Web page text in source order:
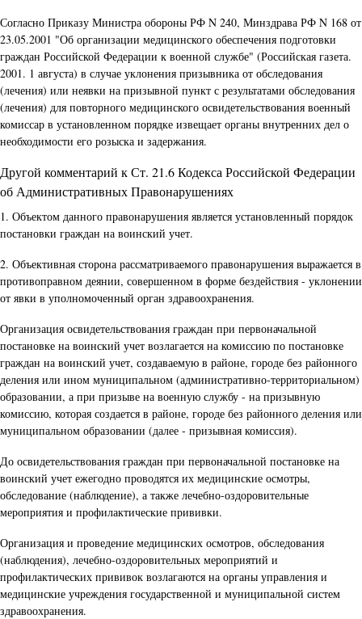
Согласно Приказу Министра обороны РФ N 240, Минздрава РФ N 168 от
23.05.2001 "Об организации медицинского обеспечения подготовки
граждан Российской Федерации к военной службе" (Российская газета.
2001. 1 августа) в случае уклонения призывника от обследования
(лечения) или неявки на призывной пункт с результатами обследования
(лечения) для повторного медицинского освидетельствования военный
комиссар в установленном порядке извещает органы внутренних дел о
необходимости его розыска и задержания.
Другой комментарий к Ст. 21.6 Кодекса Российской Федерации
об Административных Правонарушениях
1. Объектом данного правонарушения является установленный порядок
постановки граждан на воинский учет.
2. Объективная сторона рассматриваемого правонарушения выражается в
противоправном деянии, совершенном в форме бездействия - уклонении
от явки в уполномоченный орган здравоохранения.
Организация освидетельствования граждан при первоначальной
постановке на воинский учет возлагается на комиссию по постановке
граждан на воинский учет, создаваемую в районе, городе без районного
деления или ином муниципальном (административно-территориальном)
образовании, а при призыве на военную службу - на призывную
комиссию, которая создается в районе, городе без районного деления или
муниципальном образовании (далее - призывная комиссия).
До освидетельствования граждан при первоначальной постановке на
воинский учет ежегодно проводятся их медицинские осмотры,
обследование (наблюдение), а также лечебно-оздоровительные
мероприятия и профилактические прививки.
Организация и проведение медицинских осмотров, обследования
(наблюдения), лечебно-оздоровительных мероприятий и
профилактических прививок возлагаются на органы управления и
медицинские учреждения государственной и муниципальной систем
здравоохранения.